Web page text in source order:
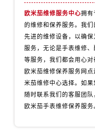
欧米茄维修服务中心拥有
的维修和保养服务。我
先进的维修设备，以确
服务，无论是手表维修
等服务，我们都会用心
欧米茄维修保养服务网
米茄维修中心选择。如
随时联系我们的客服团
欧米茄手表维修保养服务